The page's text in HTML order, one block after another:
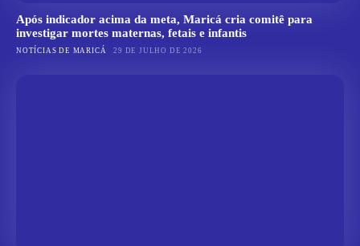
Após indicador acima da meta, Maricá cria comitê para
investigar mortes maternas, fetais e infantis
NOTÍCIAS DE MARICÁ 29 DE JULHO DE 2026